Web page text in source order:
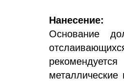
Нанесение:
Основание